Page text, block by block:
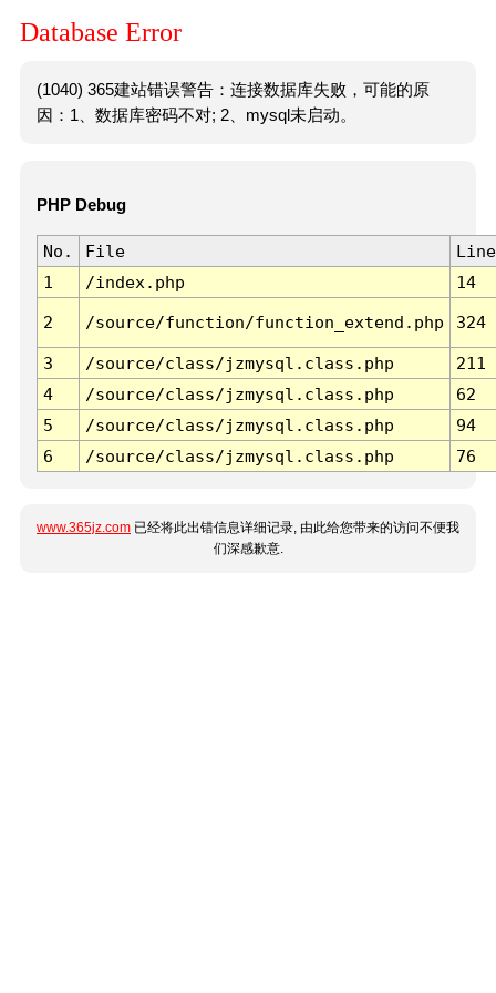
Database Error
(1040) 365建站错误警告：连接数据库失败，可能的原
因：1、数据库密码不对; 2、mysql未启动。
PHP Debug
No. File
Line
1
/index.php 14
2 /source/function/function_extend.php 324
3 /source/class/jzmysql.class.php
211
4
/source/class/jzmysql.class.php
62
5
/source/class/jzmysql.class.php
94
6
/source/class/jzmysql.class.php 76
www.365jz.com 已经将此出错信息详细记录, 由此给您带来的访问不便我
们深感歉意.